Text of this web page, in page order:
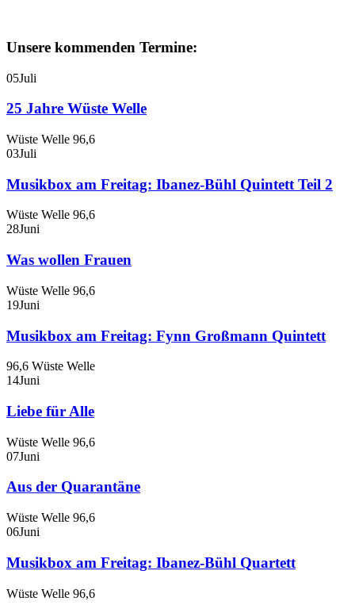
Unsere kommenden Termine:
05Juli
25 Jahre Wüste Welle
Wüste Welle 96,6
03Juli
Musikbox am Freitag: Ibanez-Bühl Quintett Teil 2
Wüste Welle 96,6
28Juni
Was wollen Frauen
Wüste Welle 96,6
19Juni
Musikbox am Freitag: Fynn Großmann Quintett
96,6 Wüste Welle
14Juni
Liebe für Alle
Wüste Welle 96,6
07Juni
Aus der Quarantäne
Wüste Welle 96,6
06Juni
Musikbox am Freitag: Ibanez-Bühl Quartett
Wüste Welle 96,6